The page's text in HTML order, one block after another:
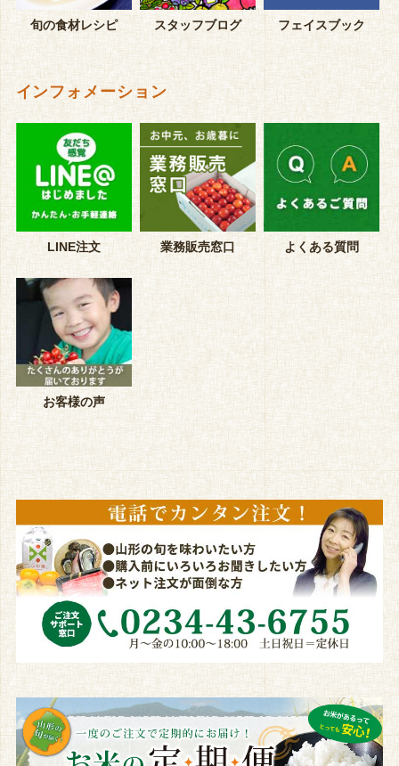
旬の食材レシピ スタッフブログ フェイスブック
インフォメーション
LINE注文 業務販売窓口 よくある質問
お客様の声